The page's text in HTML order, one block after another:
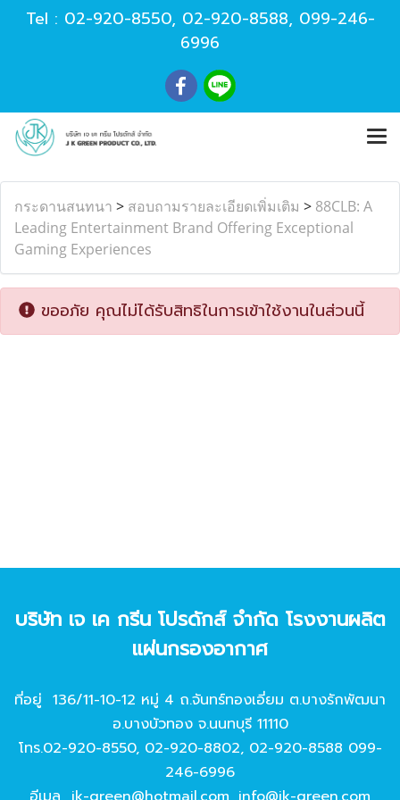
Tel : 02-920-8550, 02-920-8588, 099-246-
6996
กระดานสนทนา > สอบถามรายละเอียดเพิ่มเติม > 88CLB: A
Leading Entertainment Brand Offering Exceptional
Gaming Experiences
ขออภัย คุณไม่ได้รับสิทธิในการเข้าใช้งานในส่วนนี้
บริษัท เจ เค กรีน โปรดักส์ จํากัด โรงงานผลิต
แผ่นกรองอากาศ
ที่อยู่ 136/11-10-12 หมู่ 4 ถ.จันทร์ทองเอี่ยม ต.บางรักพัฒนา
อ.บางบัวทอง จ.นนทบุรี 11110
โทร.02-920-8550, 02-920-8802, 02-920-8588 099-
246-6996